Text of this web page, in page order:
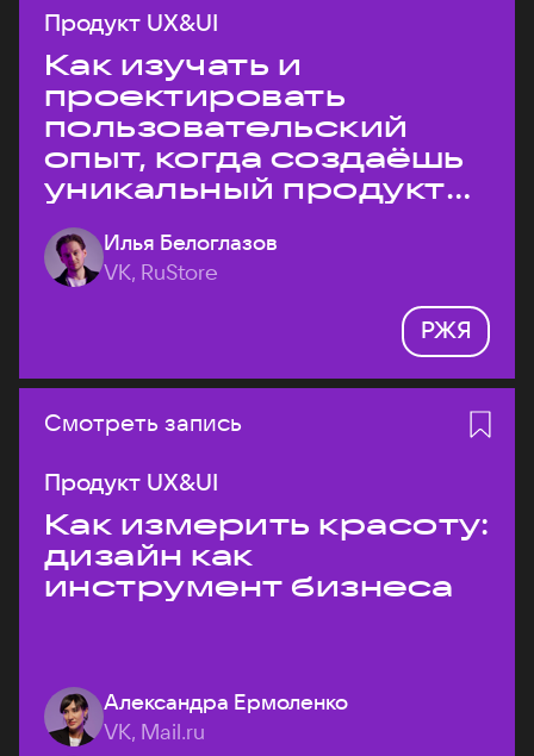
Продукт UX&UI
Как изучать и
проектировать
пользовательский
опыт, когда создаёшь
уникальный продукт
на рынке?
Илья Белоглазов
VK, RuStore
РЖЯ
Смотреть запись
Продукт UX&UI
Как измерить красоту:
дизайн как
инструмент бизнеса
Александра Ермоленко
VK, Mail.ru